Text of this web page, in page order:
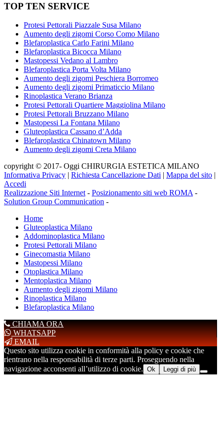
TOP TEN SERVICE
Protesi Pettorali Piazzale Susa Milano
Aumento degli zigomi Corso Como Milano
Blefaroplastica Carlo Farini Milano
Blefaroplastica Bicocca Milano
Mastopessi Vedano al Lambro
Blefaroplastica Porta Volta Milano
Aumento degli zigomi Peschiera Borromeo
Aumento degli zigomi Primaticcio Milano
Rinoplastica Verano Brianza
Protesi Pettorali Quartiere Maggiolina Milano
Protesi Pettorali Bruzzano Milano
Mastopessi La Fontana Milano
Gluteoplastica Cassano d’Adda
Blefaroplastica Chinatown Milano
Aumento degli zigomi Creta Milano
copyright © 2017- Oggi CHIRURGIA ESTETICA MILANO
Informativa Privacy | Richiesta Cancellazione Dati | Mappa del sito |
Accedi
Realizzazione Siti Internet- Posizionamento siti web ROMA-
Solution Group Communication -
Home
Gluteoplastica Milano
Addominoplastica Milano
Protesi Pettorali Milano
Ginecomastia Milano
Mastopessi Milano
Otoplastica Milano
Mentoplastica Milano
Aumento degli zigomi Milano
Rinoplastica Milano
Blefaroplastica Milano
CHIAMA ORA
WHATSAPP
EMAIL
Questo sito utilizza cookie in conformità alla policy e cookie che
rientrano nella responsabilità di terze parti. Proseguendo nella
navigazione acconsenti all’utilizzo di cookie. Ok Leggi di più